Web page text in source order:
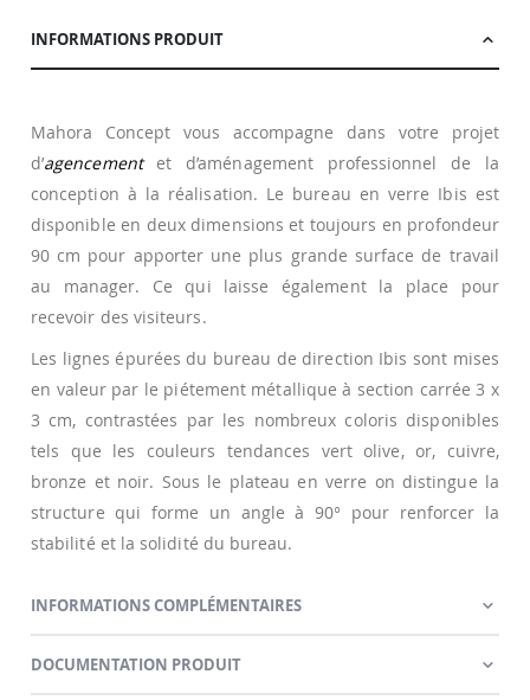
INFORMATIONS PRODUIT
Mahora Concept vous accompagne dans votre projet
d’agencementet d’aménagement professionnel de la
conception à la réalisation. Le bureau en verre Ibis est
disponible en deux dimensions et toujours en profondeur
90 cm pour apporter une plus grande surface de travail
au manager. Ce qui laisse également la place pour
recevoir des visiteurs.
Les lignes épurées du bureau de direction Ibis sont mises
en valeur par le piétement métallique à section carrée 3 x
3 cm, contrastées par les nombreux coloris disponibles
tels que les couleurs tendances vert olive, or, cuivre,
bronze et noir. Sous le plateau en verre on distingue la
structure qui forme un angle à 90° pour renforcer la
stabilité et la solidité du bureau.
INFORMATIONS COMPLÉMENTAIRES
DOCUMENTATION PRODUIT